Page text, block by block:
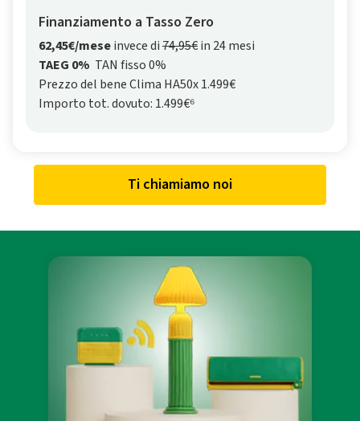
Finanziamento a Tasso Zero
62,45€/meseinvece di74,95€in 24 mesi
TAEG 0% TAN fisso 0%
Prezzo del bene Clima HA50x 1.499€
Importo tot. dovuto: 1.499€⁶
Ti chiamiamo noi